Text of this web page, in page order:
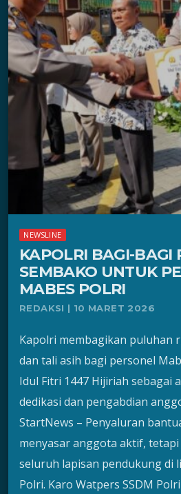
NEWSLINE
KAPOLRI BAGI-BAGI
SEMBAKO UNTUK
MABES POLRI
REDAKSI | 10 MARET 2026
Kapolri membagikan puluhan
dan tali asih bagi personel
Idul Fitri 1447 Hijiriah sebagai
dedikasi dan pengabdian
StartNews – Penyaluran
menyasar anggota aktif,
seluruh lapisan pendukung di
Polri. Karo Watpers SSDM